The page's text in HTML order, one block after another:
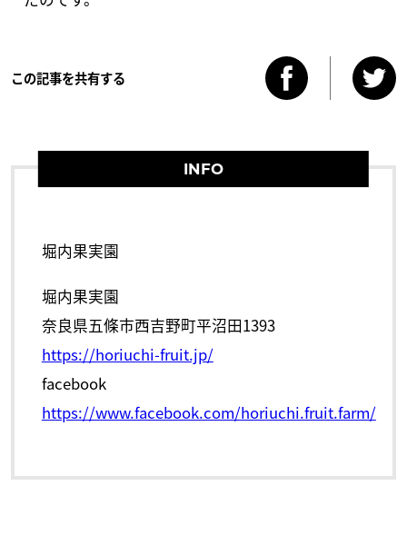
この記事を共有する
INFO
堀内果実園
堀内果実園
奈良県五條市西吉野町平沼田1393
https://horiuchi-fruit.jp/
facebook
https://www.facebook.com/horiuchi.fruit.farm/